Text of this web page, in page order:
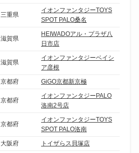
三重県
イオンファンタジーTOYS
SPOT PALO桑名
滋賀県
HEIWADOアル・プラザ八
日市店
滋賀県
イオンファンタジーベイシ
ア彦根
京都府 GiGO京都新京極
京都府
イオンファンタジーPALO
洛南2号店
京都府
イオンファンタジーTOYS
SPOT PALO洛南
大阪府
トイザらス貝塚店